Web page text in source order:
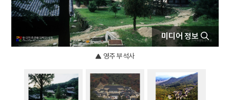
8 효감천
공진형
10
반민족행위특별조사위원회 미디어 정보
영주 부석사